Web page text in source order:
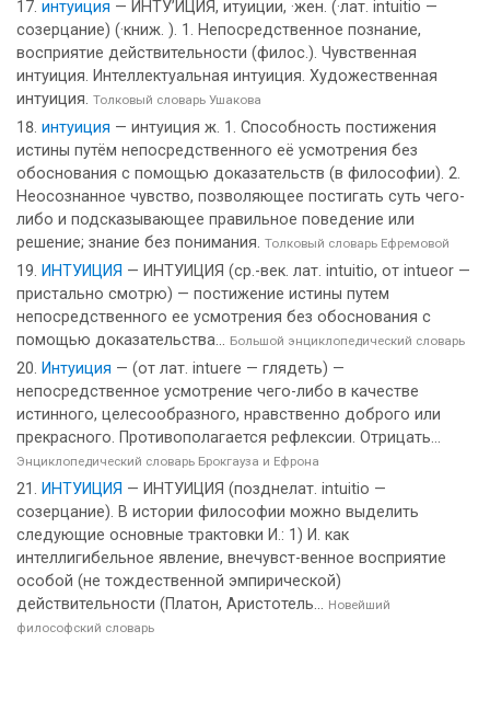
интуиция — ИНТУ’ИЦИЯ, итуиции, ·жен. (·лат. intuitio —
созерцание) (·книж. ). 1. Непосредственное познание,
восприятие действительности (филос.). Чувственная
интуиция. Интеллектуальная интуиция. Художественная
интуиция. Толковый словарь Ушакова
интуиция — интуиция ж. 1. Способность постижения
истины путём непосредственного её усмотрения без
обоснования с помощью доказательств (в философии). 2.
Неосознанное чувство, позволяющее постигать суть чего-
либо и подсказывающее правильное поведение или
решение; знание без понимания. Толковый словарь Ефремовой
ИНТУИЦИЯ — ИНТУИЦИЯ (ср.-век. лат. intuitio, от intueor —
пристально смотрю) — постижение истины путем
непосредственного ее усмотрения без обоснования с
помощью доказательства... Большой энциклопедический словарь
Интуиция — (от лат. intuere — глядеть) —
непосредственное усмотрение чего-либо в качестве
истинного, целесообразного, нравственно доброго или
прекрасного. Противополагается рефлексии. Отрицать...
Энциклопедический словарь Брокгауза и Ефрона
ИНТУИЦИЯ — ИНТУИЦИЯ (позднелат. intuitio —
созерцание). В истории философии можно выделить
следующие основные трактовки И.: 1) И. как
интеллигибельное явление, внечувст-венное восприятие
особой (не тождественной эмпирической)
действительности (Платон, Аристотель... Новейший
философский словарь